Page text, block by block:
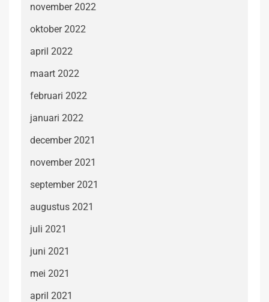
november 2022
oktober 2022
april 2022
maart 2022
februari 2022
januari 2022
december 2021
november 2021
september 2021
augustus 2021
juli 2021
juni 2021
mei 2021
april 2021